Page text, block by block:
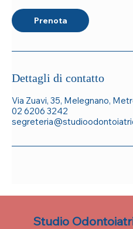
i
n
u
i
Prenota
Dettagli di contatto
Via Zuavi, 35, Melegnano,
02 6206 3242
Studio